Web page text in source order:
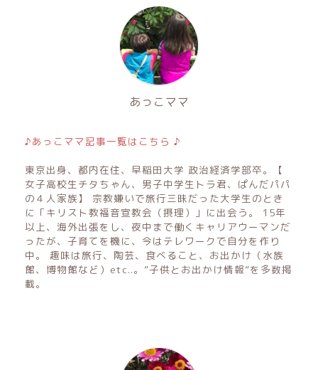
あっこママ
♪あっこママ記事一覧はこちら ♪
東京出身、都内在住、早稲田大学 政治経済学部卒。【
女子高校生チタちゃん、男子中学生トラ君、ぱんだパパ
の４人家族】 宗教嫌いで旅行三昧だった大学生のとき
に「キリスト教福音宣教会（摂理）」に出会う。 15年
以上、海外出張をし、夜中まで働くキャリアウーマンだ
ったが、子育てを機に、今はテレワークで自分を作り
中。 趣味は旅行、陶芸、食べること、お出かけ（水族
館、博物館など）etc..。”子供とお出かけ情報”を多数掲
載。